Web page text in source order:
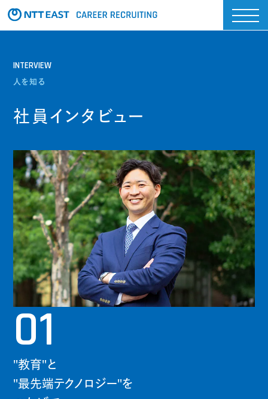
INTERVIEW
人を知る
社員インタビュー
01
"教育"と
"最先端テクノロジー"を